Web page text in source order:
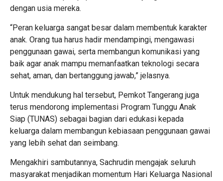
dengan usia mereka.
“Peran keluarga sangat besar dalam membentuk karakter
anak. Orang tua harus hadir mendampingi, mengawasi
penggunaan gawai, serta membangun komunikasi yang
baik agar anak mampu memanfaatkan teknologi secara
sehat, aman, dan bertanggung jawab,” jelasnya.
Untuk mendukung hal tersebut, Pemkot Tangerang juga
terus mendorong implementasi Program Tunggu Anak
Siap (TUNAS) sebagai bagian dari edukasi kepada
keluarga dalam membangun kebiasaan penggunaan gawai
yang lebih sehat dan seimbang.
Mengakhiri sambutannya, Sachrudin mengajak seluruh
masyarakat menjadikan momentum Hari Keluarga Nasional